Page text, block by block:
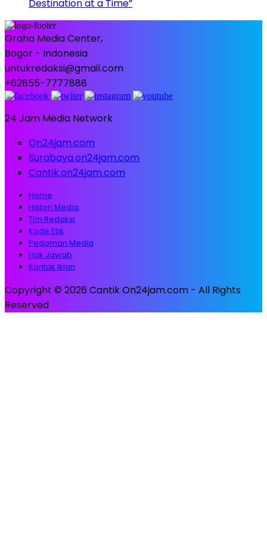
Destination at a Time”
Graha Media Center,
Bogor - Indonesia
untukredaksi@gmail.com
+62855-7777888
24 Jam Media Network
On24jam.com
Surabaya.on24jam.com
Cantik.on24jam.com
Home
Histori Media
Tim Redaksi
Kode Etik
Pedoman Media
Hak Jawab
Kontak Iklan
Copyright © 2026 Cantik On24jam.com - All Rights
Reserved